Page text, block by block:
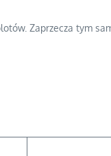
Zaprzecza tym